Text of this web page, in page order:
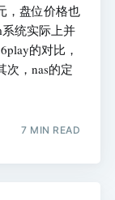
，盘位价格也
统实际上并
的对比，
次，nas的定
7 MIN READ